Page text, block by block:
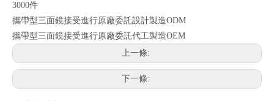
3000件
攜帶型三面鏡接受進行原廠委託設計製造ODM
攜帶型三面鏡接受進行原廠委託代工製造OEM
上一條:
下一條: